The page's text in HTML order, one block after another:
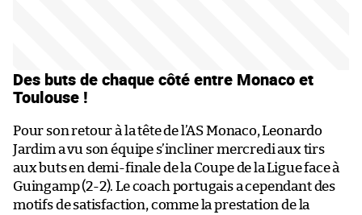
Des buts de chaque côté entre Monaco et
Toulouse !
Pour son retour à la tête de l’AS Monaco, Leonardo
Jardim a vu son équipe s’incliner mercredi aux tirs
aux buts en demi-finale de la Coupe de la Ligue face à
Guingamp (2-2). Le coach portugais a cependant des
motifs de satisfaction, comme la prestation de la